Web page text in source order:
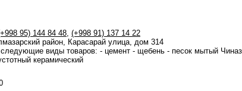
95) 144 84 48, (+998 91) 137 14 22
район, Карасарай улица, дом 314
виды товаров: - цемент - щебень - песок мытый Чиназ
керамический